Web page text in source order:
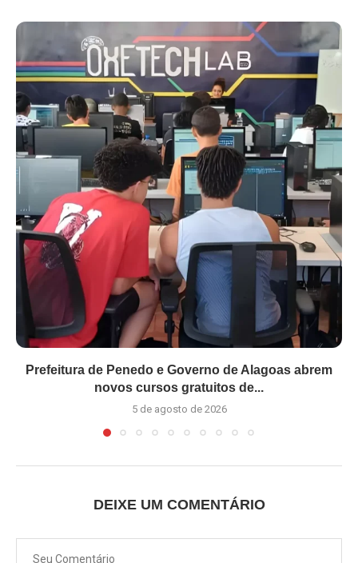
Prefeitura de Penedo e Governo de Alagoas abrem
novos cursos gratuitos de...
5 de agosto de 2026
DEIXE UM COMENTÁRIO